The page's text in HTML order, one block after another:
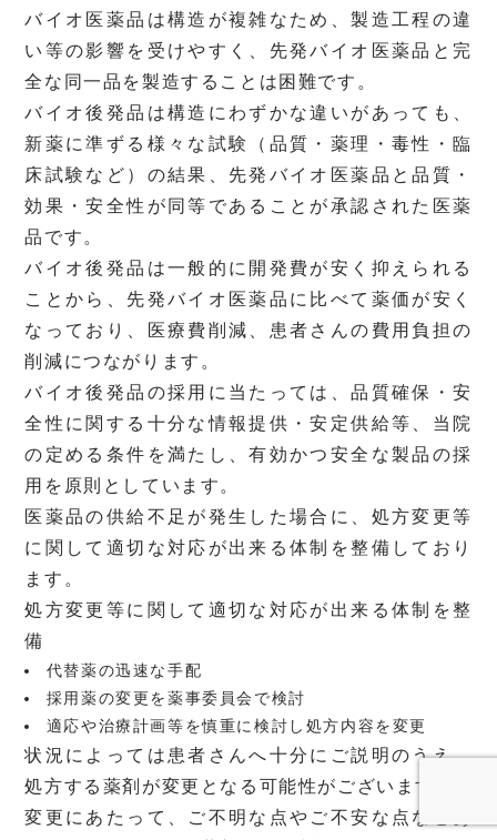
バイオ医薬品は構造が複雑なため、製造工程の違
い等の影響を受けやすく、先発バイオ医薬品と完
全な同一品を製造することは困難です。
バイオ後発品は構造にわずかな違いがあっても、
新薬に準ずる様々な試験（品質・薬理・毒性・臨
床試験など）の結果、先発バイオ医薬品と品質・
効果・安全性が同等であることが承認された医薬
品です。
バイオ後発品は一般的に開発費が安く抑えられる
ことから、先発バイオ医薬品に比べて薬価が安く
なっており、医療費削減、患者さんの費用負担の
削減につながります。
バイオ後発品の採用に当たっては、品質確保・安
全性に関する十分な情報提供・安定供給等、当院
の定める条件を満たし、有効かつ安全な製品の採
用を原則としています。
医薬品の供給不足が発生した場合に、処方変更等
に関して適切な対応が出来る体制を整備しており
ます。
処方変更等に関して適切な対応が出来る体制を整
備
代替薬の迅速な手配
採用薬の変更を薬事委員会で検討
適応や治療計画等を慎重に検討し処方内容を変更
状況によっては患者さんへ十分にご説明のうえ、
処方する薬剤が変更となる可能性がございます。
変更にあたって、ご不明な点やご不安な点などあ